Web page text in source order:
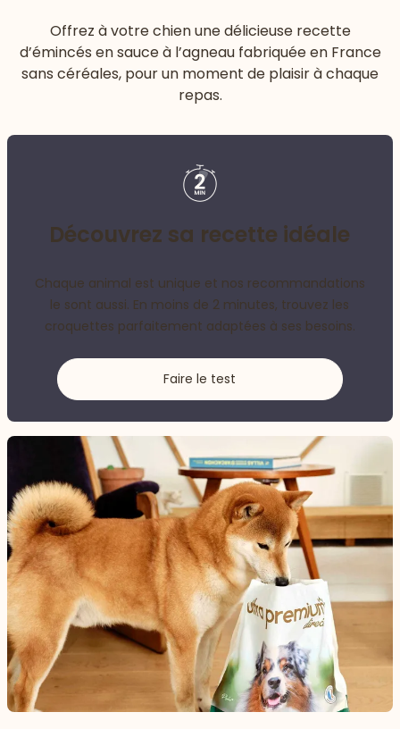
Offrez à votre chien une délicieuse recette
d’émincés en sauce à l’agneau fabriquée en France
sans céréales, pour un moment de plaisir à chaque
repas.
Découvrez sa recette idéale
Chaque animal est unique et nos recommandations
le sont aussi. En moins de 2 minutes, trouvez les
croquettes parfaitement adaptées à ses besoins.
Faire le test